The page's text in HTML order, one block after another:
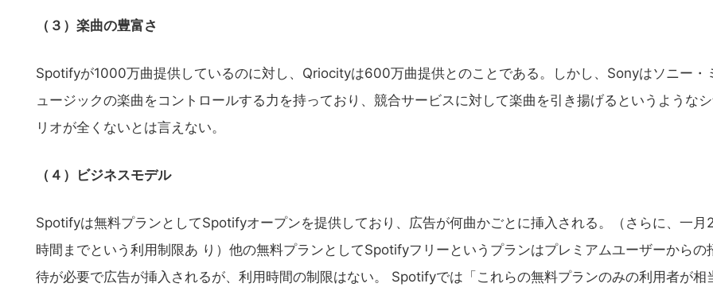
（３）楽曲の豊富さ
Spotifyが1000万曲提供しているのに対し、Qriocityは600万曲提供とのことである。しかし、Sonyはソニー・
ュージックの楽曲をコントロールする力を持っており、競合サービスに対して楽曲を引き揚げるというような
リオが全くないとは言えない。
（４）ビジネスモデル
Spotifyは無料プランとしてSpotifyオープンを提供しており、広告が何曲かごとに挿入される。（さらに、一月
時間までという利用制限あ り）他の無料プランとしてSpotifyフリーというプランはプレミアムユーザーからの
待が必要で広告が挿入されるが、利用時間の制限はない。 Spotifyでは「これらの無料プランのみの利用者が相
サ
ト
る